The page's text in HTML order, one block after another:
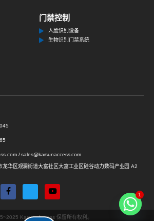
门禁控制
人脸识别设备
生物识别门禁系统
/ sales@karsunaccess.com
龙华区观澜街道大富社区大富工业区硅谷动力数码产业园 A2
Karsun Access 保留所有权利。
1